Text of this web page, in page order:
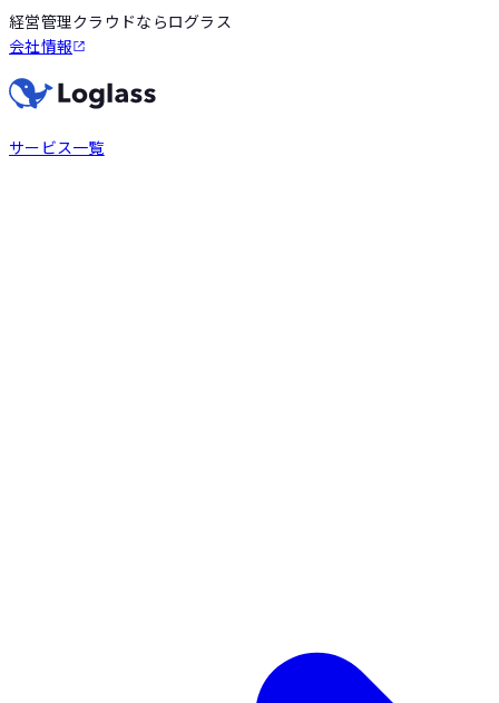
経営管理クラウドならログラス
会社情報
サービス一覧